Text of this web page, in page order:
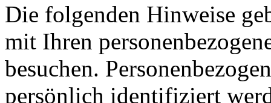
Die folgenden Hinweise
mit Ihren
besuchen.
persönlich identifiziert